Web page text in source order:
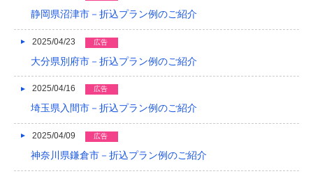
2016/03
2016/02
2016/01
2015/12
2015/09
静岡県沼津市－折込プラン例のご紹介
2025/04/23 広告
大分県別府市－折込プラン例のご紹介
2025/04/16 広告
埼玉県入間市－折込プラン例のご紹介
2025/04/09 広告
神奈川県鎌倉市－折込プラン例のご紹介